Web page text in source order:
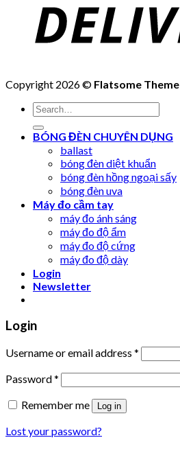
Copyright 2026 © Flatsome Theme
Search
for:
BÓNG ĐÈN CHUYÊN DỤNG
ballast
bóng đèn diệt khuẩn
bóng đèn hồng ngoại sấy
bóng đèn uva
Máy đo cầm tay
máy đo ánh sáng
máy đo độ ẩm
máy đo độ cứng
máy đo độ dày
Login
Newsletter
Login
Username or email address *
Password*
Remember me
Log in
Lost your password?